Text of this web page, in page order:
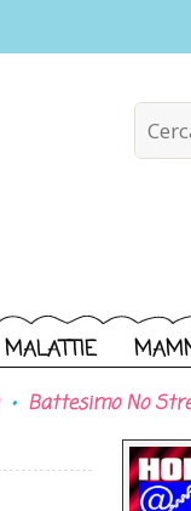
MALATTIE
Battesimo No